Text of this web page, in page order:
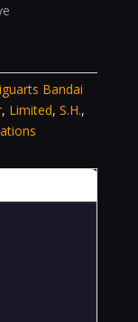
Bandai
, Limited, S.H.,